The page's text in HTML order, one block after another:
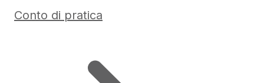
Conto di pratica